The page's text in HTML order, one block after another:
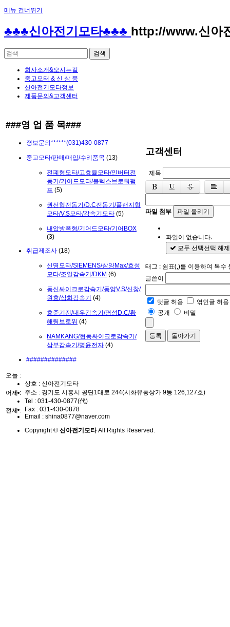
메뉴 건너뛰기
♣♣♣신아전기모타♣♣♣ http://www.신아
회사소개&오시는길
중고모터 & 신 상 품
신아전기모타정보
제품문의&고객센터
###영 업 품 목###
졍보문의******(031)430-0877
중고모타/판매/매입/수리품목 (13)
전폐형모타/고효율모타/인버터전
동기/기어드모타/볼텍스브로워펌
프 (5)
권선형전동기/D.C전동기/플랜지형
모타/V.S모타/감속기모타 (5)
내압방폭형/기어드모타/기어BOX
(3)
취급제조사 (18)
신명모타/SIEMENS/삼양Max/효성
모타/조일감속기/DKM (6)
동신싸이크로감속기/동양V.S/신창/
원효/삼화감속기 (4)
효준기전/대우감속기/명성D.C/황
해링브로워 (4)
NAMKANG/협동싸이크로감속기/
삼부감속기/명윤전자 (4)
##############
오늘 :
어제 :
전체 :
고객센터
제목
파일 첨부 파일 올리기
파일이 없습니다.
모두 선택선택 해제
태그 : 쉼표(,)를 이용하여 복수
글쓴이
댓글 허용
엮인글 허용
공개
비밀
돌아가기
상호 : 신아전기모타
주소 : 경기도 시흥시 공단1대로 244(시화유통상가 9동 126,127호)
Tel : 031-430-0877(代)
Fax : 031-430-0878
Email : shina0877@naver.com
Copyright © 신아전기모타All Rights Reserved.